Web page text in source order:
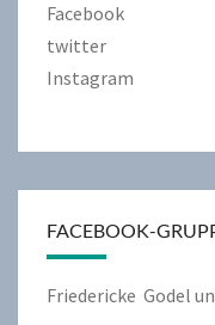
Facebook
twitter
Instagram
FACEBOOK-
Friedericke Godel